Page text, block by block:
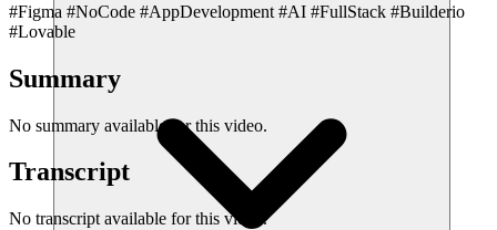
#Figma #NoCode #AppDevelopment #AI #FullStack #Builderio
#Lovable
Summary
No summary available for this video.
Transcript
No transcript available for this video.